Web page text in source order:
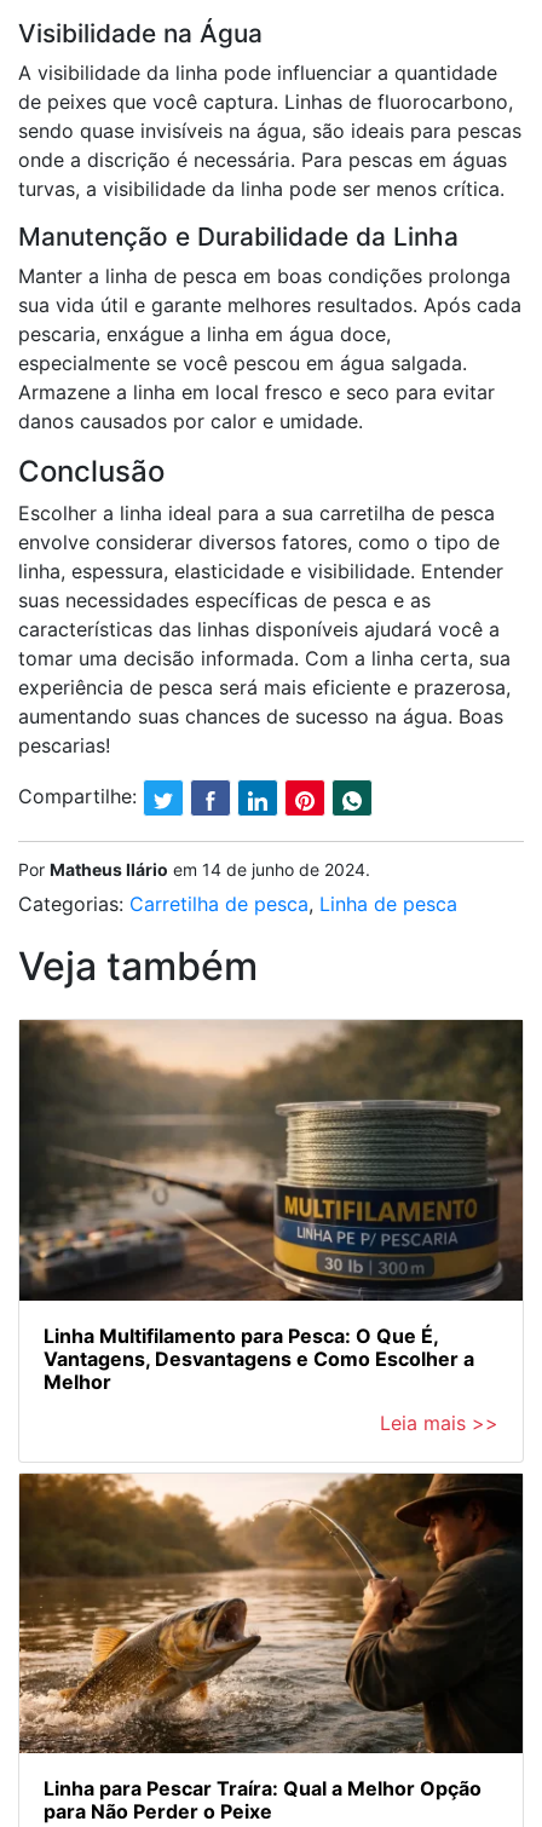
Visibilidade na Água
A visibilidade da linha pode influenciar a quantidade
de peixes que você captura. Linhas de fluorocarbono,
sendo quase invisíveis na água, são ideais para pescas
onde a discrição é necessária. Para pescas em águas
turvas, a visibilidade da linha pode ser menos crítica.
Manutenção e Durabilidade da Linha
Manter a linha de pesca em boas condições prolonga
sua vida útil e garante melhores resultados. Após cada
pescaria, enxágue a linha em água doce,
especialmente se você pescou em água salgada.
Armazene a linha em local fresco e seco para evitar
danos causados por calor e umidade.
Conclusão
Escolher a linha ideal para a sua carretilha de pesca
envolve considerar diversos fatores, como o tipo de
linha, espessura, elasticidade e visibilidade. Entender
suas necessidades específicas de pesca e as
características das linhas disponíveis ajudará você a
tomar uma decisão informada. Com a linha certa, sua
experiência de pesca será mais eficiente e prazerosa,
aumentando suas chances de sucesso na água. Boas
pescarias!
Compartilhe:
Por Matheus Ilário em 14 de junho de 2024.
Categorias: Carretilha de pesca, Linha de pesca
Veja também
Linha Multifilamento para Pesca: O Que É,
Vantagens, Desvantagens e Como Escolher a
Melhor
Leia mais >>
Linha para Pescar Traíra: Qual a Melhor Opção
para Não Perder o Peixe